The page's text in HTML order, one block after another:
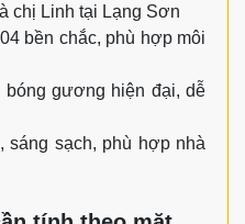
chị Linh tại Lạng Sơn
bền chắc, phù hợp môi
bóng gương hiện đại, dễ
sáng sạch, phù hợp nhà